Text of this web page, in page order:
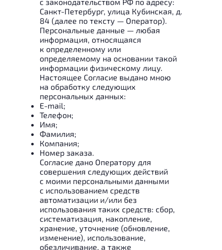
Санкт-Петербург, улица Кубинская, д.
84 (далее по тексту — Оператор).
Персональные данные — любая
информация, относящаяся
к определенному или
определяемому на основании такой
информации физическому лицу.
Настоящее Согласие выдано мною
на обработку следующих
персональных данных:
E-mail;
Телефон;
Имя;
Фамилия;
Компания;
Номер заказа.
Согласие дано Оператору для
совершения следующих действий
с моими персональными данными
с использованием средств
автоматизации и/или без
использования таких средств: сбор,
систематизация, накопление,
хранение, уточнение (обновление,
изменение), использование,
обезличивание, а также